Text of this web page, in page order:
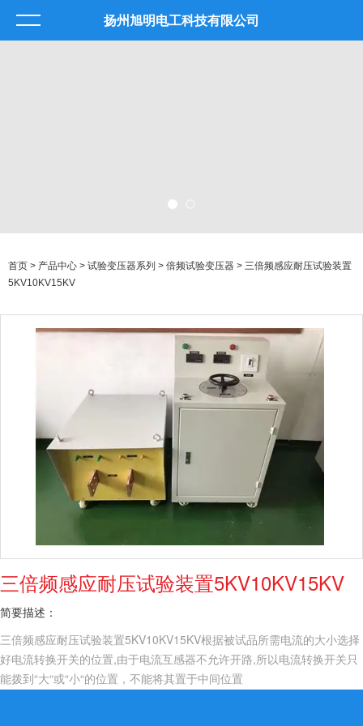
扬州旭明电工科技有限公司
首页 > 产品中心 > 试验变压器系列 > 倍频试验变压器 > 三倍频感应耐压试验装置
5KV10KV15KV
三倍频感应耐压试验装置5KV10KV15KV
简要描述：
三倍频感应耐压试验装置5KV10KV15KV根据被试品所需电流的大小选择
好电流转换开关的位置,由于电流互感器不允许开路,所以电流转换开关只
能拨到“大“或“小“的位置，不能将其置于中间位置